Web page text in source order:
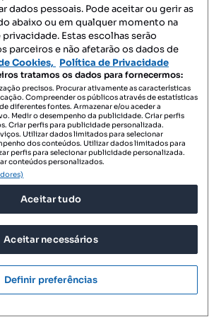
€/m²
Rua Nossa Senhora Rosário, São Cosme, Gondomar (São Cosme), Valbom e Jovim, Gondomar, Porto
dados pessoais. Pode aceitar ou gerir as
abaixo ou em qualquer momento na
Estas escolhas serão
parceiros e não afetarão os dados de
Cookies, Política de Privacidade
tratamos os dados para fornecermos:
precisos. Procurar ativamente as características
Compreender os públicos através de estatísticas
diferentes fontes. Armazenar e/ou aceder a
Medir o desempenho da publicidade. Criar perfis
Criar perfis para publicidade personalizada.
Utilizar dados limitados para selecionar
dos conteúdos. Utilizar dados limitados para
perfis para selecionar publicidade personalizada.
conteúdos personalizados.
Aceitar tudo
Aceitar necessários
Definir preferências